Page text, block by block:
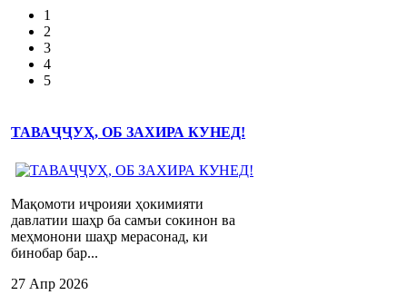
1
2
3
4
5
ТАВАҶҶУҲ, ОБ ЗАХИРА КУНЕД!
Мақомоти иҷроияи ҳокимияти
давлатии шаҳр ба самъи сокинон ва
меҳмонони шаҳр мерасонад, ки
бинобар бар...
27 Апр 2026